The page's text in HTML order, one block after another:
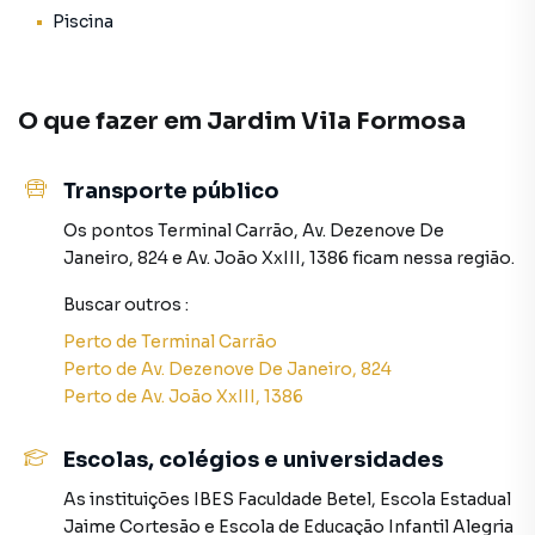
empreendimentos em construção ou lançamentos na
Paulo. Aqui você encontra milhares de ofertas para
encontrar o imóvel que mais combina com seu estilo de
segurança e tranquilidade. Na Rocha Marqueze Imóveis
você consegue comprar ou alugar um imóvel em São Paulo
mesmo não estando na cidade e com a praticidade de
fazer tudo online, direto do seu computador ou
simplificar a relação de proprietários, inquilinos e
compradores com o mercado imobiliário.
Piscina
O que fazer em Jardim Vila Formosa
Transporte público
Os pontos Terminal Carrão, Av. Dezenove De
Janeiro, 824e Av. João XxIII, 1386 ficam nessa região.
Buscar outros :
Perto de Terminal Carrão
Perto de Av. Dezenove De Janeiro, 824
Perto de Av. João XxIII, 1386
Escolas, colégios e universidades
As instituições IBES Faculdade Betel, Escola Estadual
Jaime Cortesão e Escola de Educação Infantil Alegria